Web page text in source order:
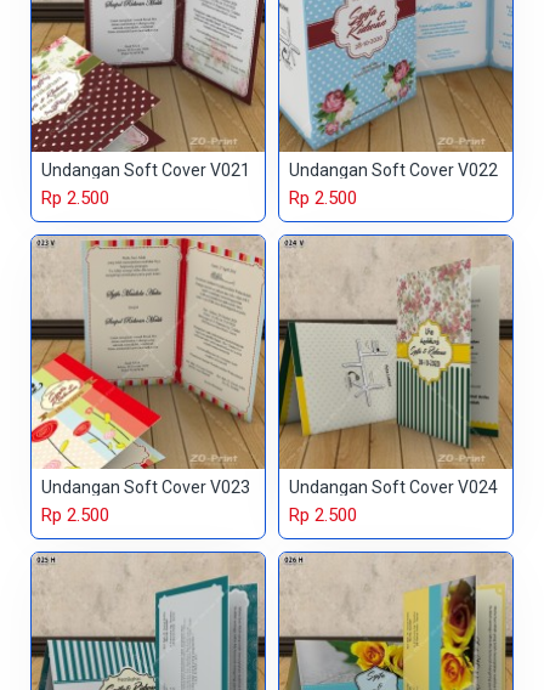
Undangan Soft Cover V021
Rp 2.500
Undangan Soft Cover V022
Rp 2.500
Undangan Soft Cover V023
Rp 2.500
Undangan Soft Cover V024
Rp 2.500